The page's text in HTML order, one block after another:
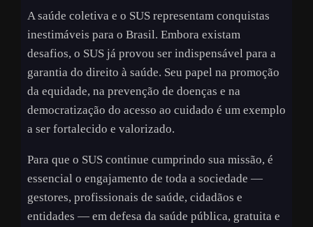
A saúde coletiva e o SUS representam conquistas
inestimáveis para o Brasil. Embora existam
desafios, o SUS já provou ser indispensável para a
garantia do direito à saúde. Seu papel na promoção
da equidade, na prevenção de doenças e na
democratização do acesso ao cuidado é um exemplo
a ser fortalecido e valorizado.
Para que o SUS continue cumprindo sua missão, é
essencial o engajamento de toda a sociedade —
gestores, profissionais de saúde, cidadãos e
entidades — em defesa da saúde pública, gratuita e